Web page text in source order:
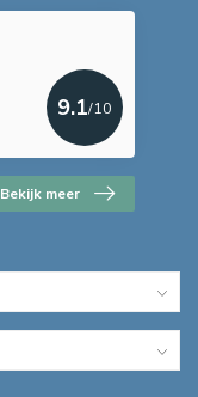
9.1/10
Bekijk meer